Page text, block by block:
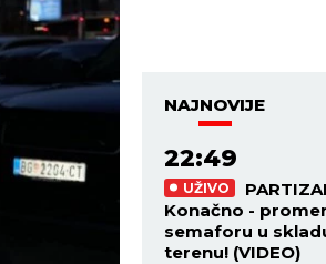
NAJNOVIJE
22:49
UŽIVO
Konačno -
semaforu u
terenu! (VIDEO)